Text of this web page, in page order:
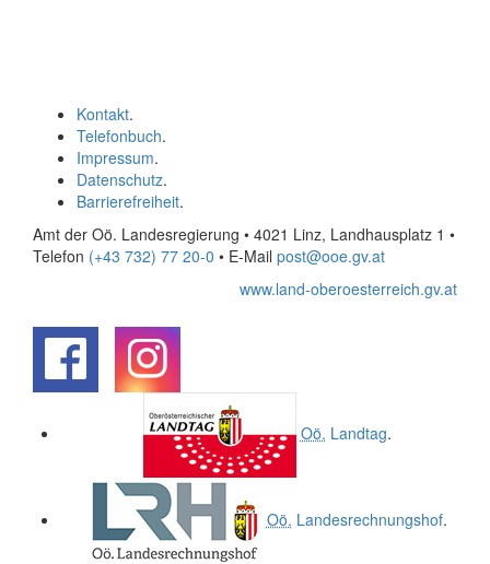
Kontakt.
Telefonbuch.
Impressum.
Datenschutz.
Barrierefreiheit.
Amt der Oö. Landesregierung • 4021 Linz, Landhausplatz 1 •
Telefon (+43 732) 77 20-0 • E-Mail post@ooe.gv.at
www.land-oberoesterreich.gv.at
Oö. Landtag.
Oö. Landesrechnungshof.